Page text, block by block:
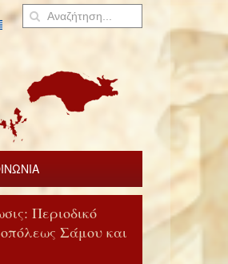
Περιοδικό
Σάμου και